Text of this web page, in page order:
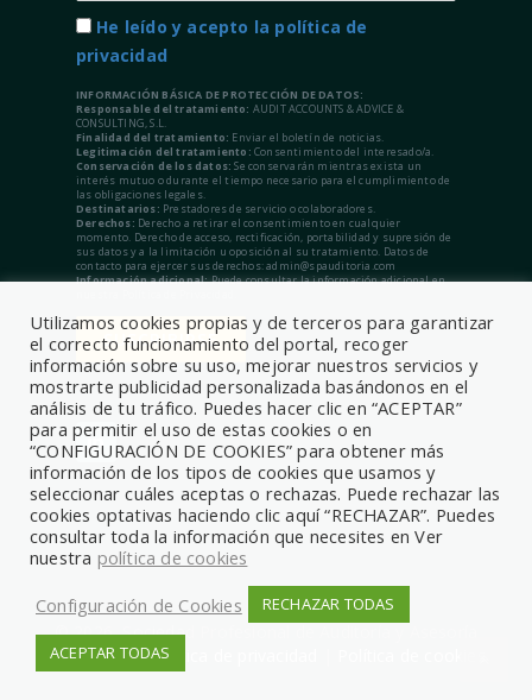
He leído y acepto la política de
privacidad
INFORMACIÓN BÁSICA DE PROTECCIÓN DE DATOS:
Responsable del tratamiento: AUDIT ACCOUNTS & ADVICE &
CONSULTING, S.L.
Finalidad del tratamiento: Enviar el boletín de noticias.
Legitimación del tratamiento: Consentimiento del interesado/a.
Conservación de los datos: Se conservarán mientras exista un
interés mutuo o durante el tiempo necesario para el cumplimiento de
las obligaciones legales.
Destinatarios: Prestadores de servicio o colaboradores.
Derechos: Derecho a retirar el consentimiento en cualquier
momento. Derecho de acceso, rectificación, portabilidad y supresión de
sus datos y a la limitación u oposición al su tratamiento. Datos de
contacto para ejercer sus derechos: admin@spauditoria.com
Información adicional:Puede consultar la información adicional en
© 2026, Sociedad Profesional de Auditoría y Asesoría
Aviso legal|Política de privacidad
Utilizamos cookies propias y de terceros para garantizar
el correcto funcionamiento del portal, recoger
información sobre su uso, mejorar nuestros servicios y
mostrarte publicidad personalizada basándonos en el
análisis de tu tráfico. Puedes hacer clic en “ACEPTAR”
para permitir el uso de estas cookies o en
“CONFIGURACIÓN DE COOKIES” para obtener más
información de los tipos de cookies que usamos y
seleccionar cuáles aceptas o rechazas. Puede rechazar las
cookies optativas haciendo clic aquí “RECHAZAR”. Puedes
consultar toda la información que necesites en Ver
nuestra política de cookies
Configuración de Cookies
RECHAZAR TODAS
ACEPTAR TODAS